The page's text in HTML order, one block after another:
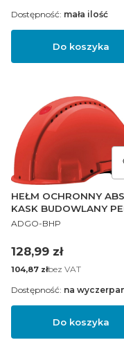
Do koszyka
Dostępność: mała ilość
HEŁM OCHRONNY ABS
KASK BUDOWLANY
CZERWONY
PRODUCENT
ADGO-BHP
Cena
128,99 zł
Cena
104,87 złbez VAT
Do koszyka
Dostępność: na